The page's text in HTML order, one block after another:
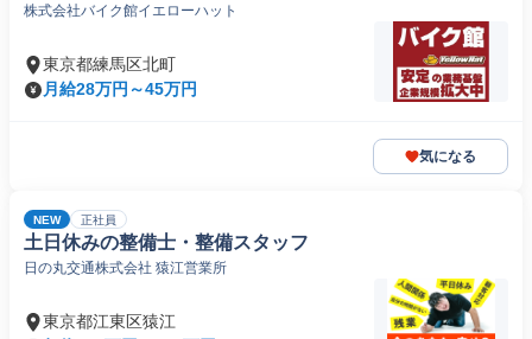
株式会社バイク館イエローハット
東京都練馬区北町
月給28万円～45万円
気になる
NEW 正社員
土日休みの整備士・整備スタッフ
日の丸交通株式会社 猿江営業所
東京都江東区猿江